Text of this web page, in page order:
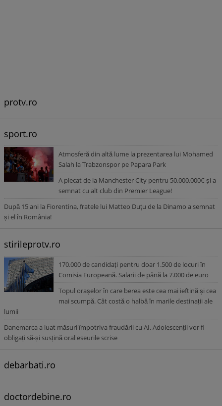
protv.ro
sport.ro
Atmosferă din altă lume la prezentarea lui Mohamed
Salah la Trabzonspor pe Papara Park
A plecat de la Manchester City pentru 50.000.000€ și a
semnat cu alt club din Premier League!
După 15 ani la Fiorentina, fratele lui Matteo Duțu de la Dinamo a semnat
și el în România!
stirileprotv.ro
170.000 de candidați pentru doar 1.500 de locuri în
Comisia Europeană. Salarii de până la 7.000 de euro
Topul orașelor în care berea este cea mai ieftină și cea
mai scumpă. Cât costă o halbă în marile destinații ale
lumii
Danemarca a luat măsuri împotriva fraudării cu AI. Adolescenții vor fi
obligați să-și susțină oral eseurile scrise
debarbati.ro
doctordebine.ro